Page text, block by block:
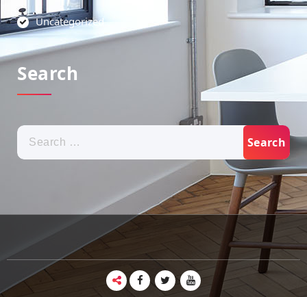
Uncategorized
Search
Search
for: